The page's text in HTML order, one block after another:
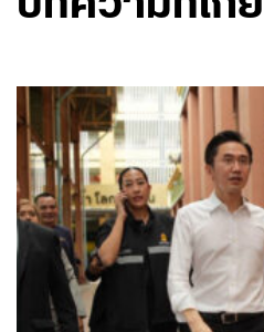
August 7, 2026 - 15:18 โดย
‘ศ.ดร.ยศชนัน’ ลงพื้นที่เหตุกร
สั่งยกระดับความปลอดภัยสถ